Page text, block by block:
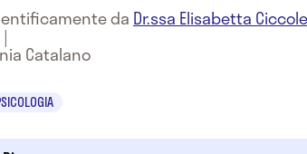
da Dr.ssa Elisabetta
|
Catalano